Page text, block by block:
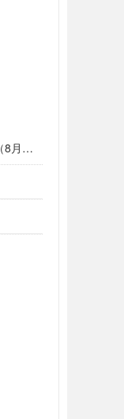
工业物联网交换机应用与工业通讯新品介绍（8月上海）